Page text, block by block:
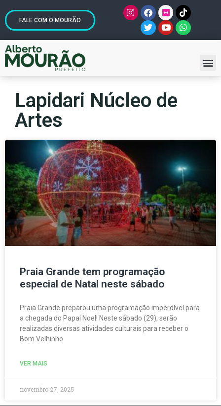
FALE COM O MOURÃO
Lapidari Núcleo de
Artes
Praia Grande tem programação
especial de Natal neste sábado
Praia Grande preparou uma programação imperdível para
a chegada do Papai Noel! Neste sábado (29), serão
realizadas diversas atividades culturais para receber o
Bom Velhinho
VER MAIS
novembro 27, 2025